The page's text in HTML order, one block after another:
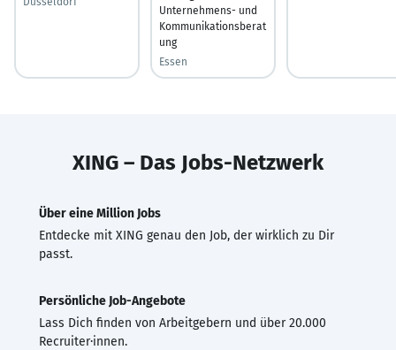
Unternehmens- und
Kommunikationsberat
ung
Essen
XING – Das Jobs-Netzwerk
Über eine Million Jobs
Entdecke mit XING genau den Job, der wirklich zu Dir
passt.
Persönliche Job-Angebote
Lass Dich finden von Arbeitgebern und über 20.000
Recruiter·innen.